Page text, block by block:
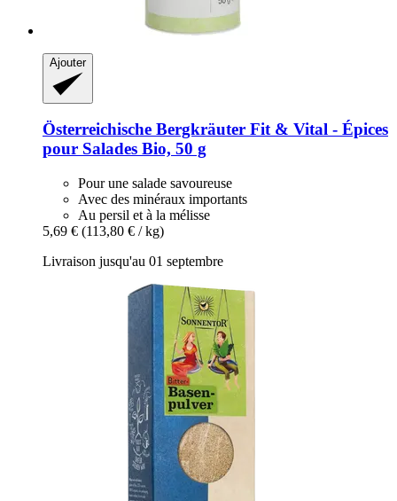
Ajouter
Österreichische Bergkräuter Fit & Vital -​ Épices
pour Salades Bio, 50 g
Pour une salade savoureuse
Avec des minéraux importants
Au persil et à la mélisse
5,69 € (113,80 € / kg)
Livraison jusqu'au 01 septembre